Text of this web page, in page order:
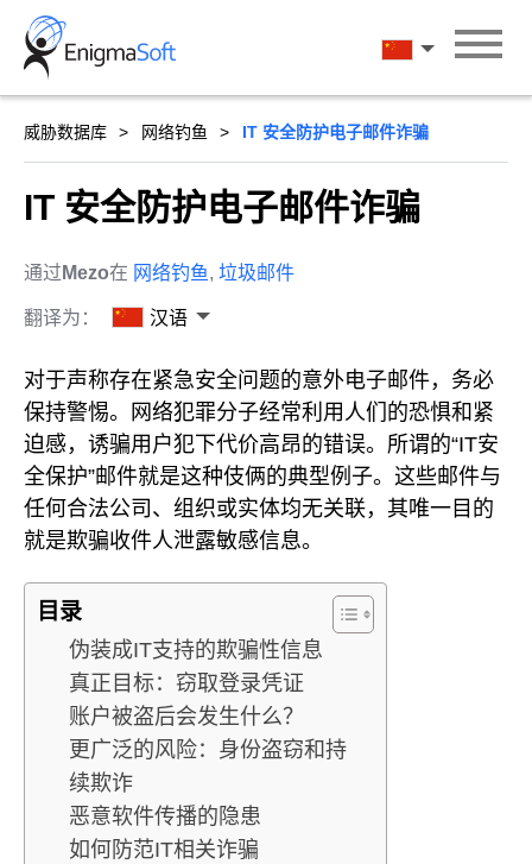
Skip
content
汉语
威胁数据库 网络钓鱼 IT 安全防护电子邮件诈骗
IT 安全防护电子邮件诈骗
通过 Mezo在 网络钓鱼, 垃圾邮件
翻译为： 汉语
对于声称存在紧急安全问题的意外电子邮件，务必
保持警惕。网络犯罪分子经常利用人们的恐惧和紧
迫感，诱骗用户犯下代价高昂的错误。所谓的“IT安
全保护”邮件就是这种伎俩的典型例子。这些邮件与
任何合法公司、组织或实体均无关联，其唯一目的
就是欺骗收件人泄露敏感信息。
目录
伪装成IT支持的欺骗性信息
真正目标：窃取登录凭证
账户被盗后会发生什么？
更广泛的风险：身份盗窃和持
续欺诈
恶意软件传播的隐患
如何防范IT相关诈骗